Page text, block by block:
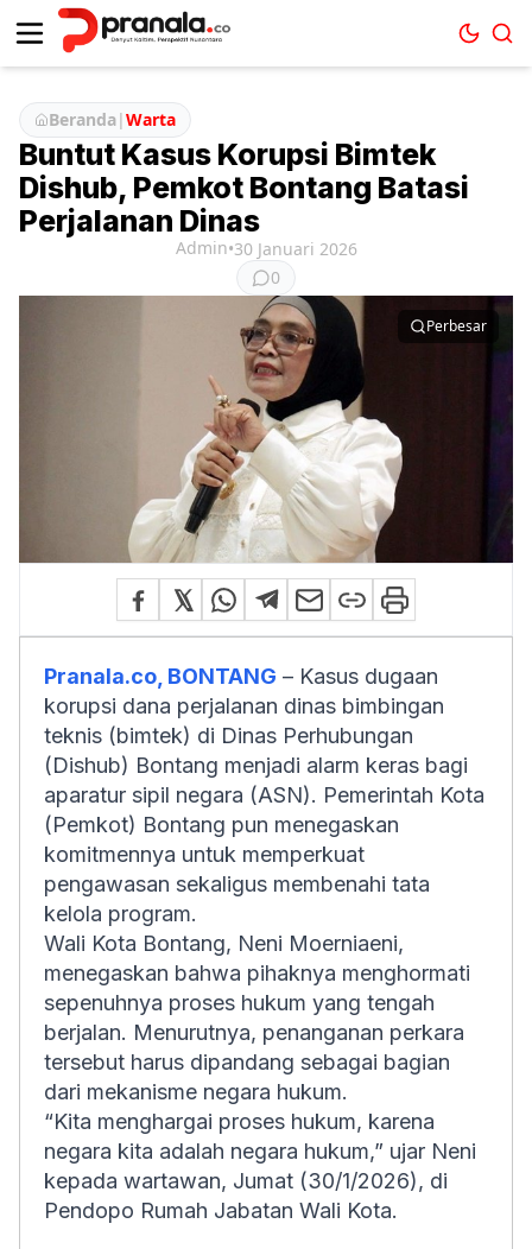
Beranda|Warta
Buntut Kasus Korupsi Bimtek
Dishub, Pemkot Bontang Batasi
Perjalanan Dinas
Admin•30 Januari 2026
0
Perbesar
Pranala.co, BONTANG – Kasus dugaan
korupsi dana perjalanan dinas bimbingan
teknis (bimtek) di Dinas Perhubungan
(Dishub) Bontang menjadi alarm keras bagi
aparatur sipil negara (ASN). Pemerintah Kota
(Pemkot) Bontang pun menegaskan
komitmennya untuk memperkuat
pengawasan sekaligus membenahi tata
kelola program.
Wali Kota Bontang, Neni Moerniaeni,
menegaskan bahwa pihaknya menghormati
sepenuhnya proses hukum yang tengah
berjalan. Menurutnya, penanganan perkara
tersebut harus dipandang sebagai bagian
dari mekanisme negara hukum.
“Kita menghargai proses hukum, karena
negara kita adalah negara hukum,” ujar Neni
kepada wartawan, Jumat (30/1/2026), di
Pendopo Rumah Jabatan Wali Kota.